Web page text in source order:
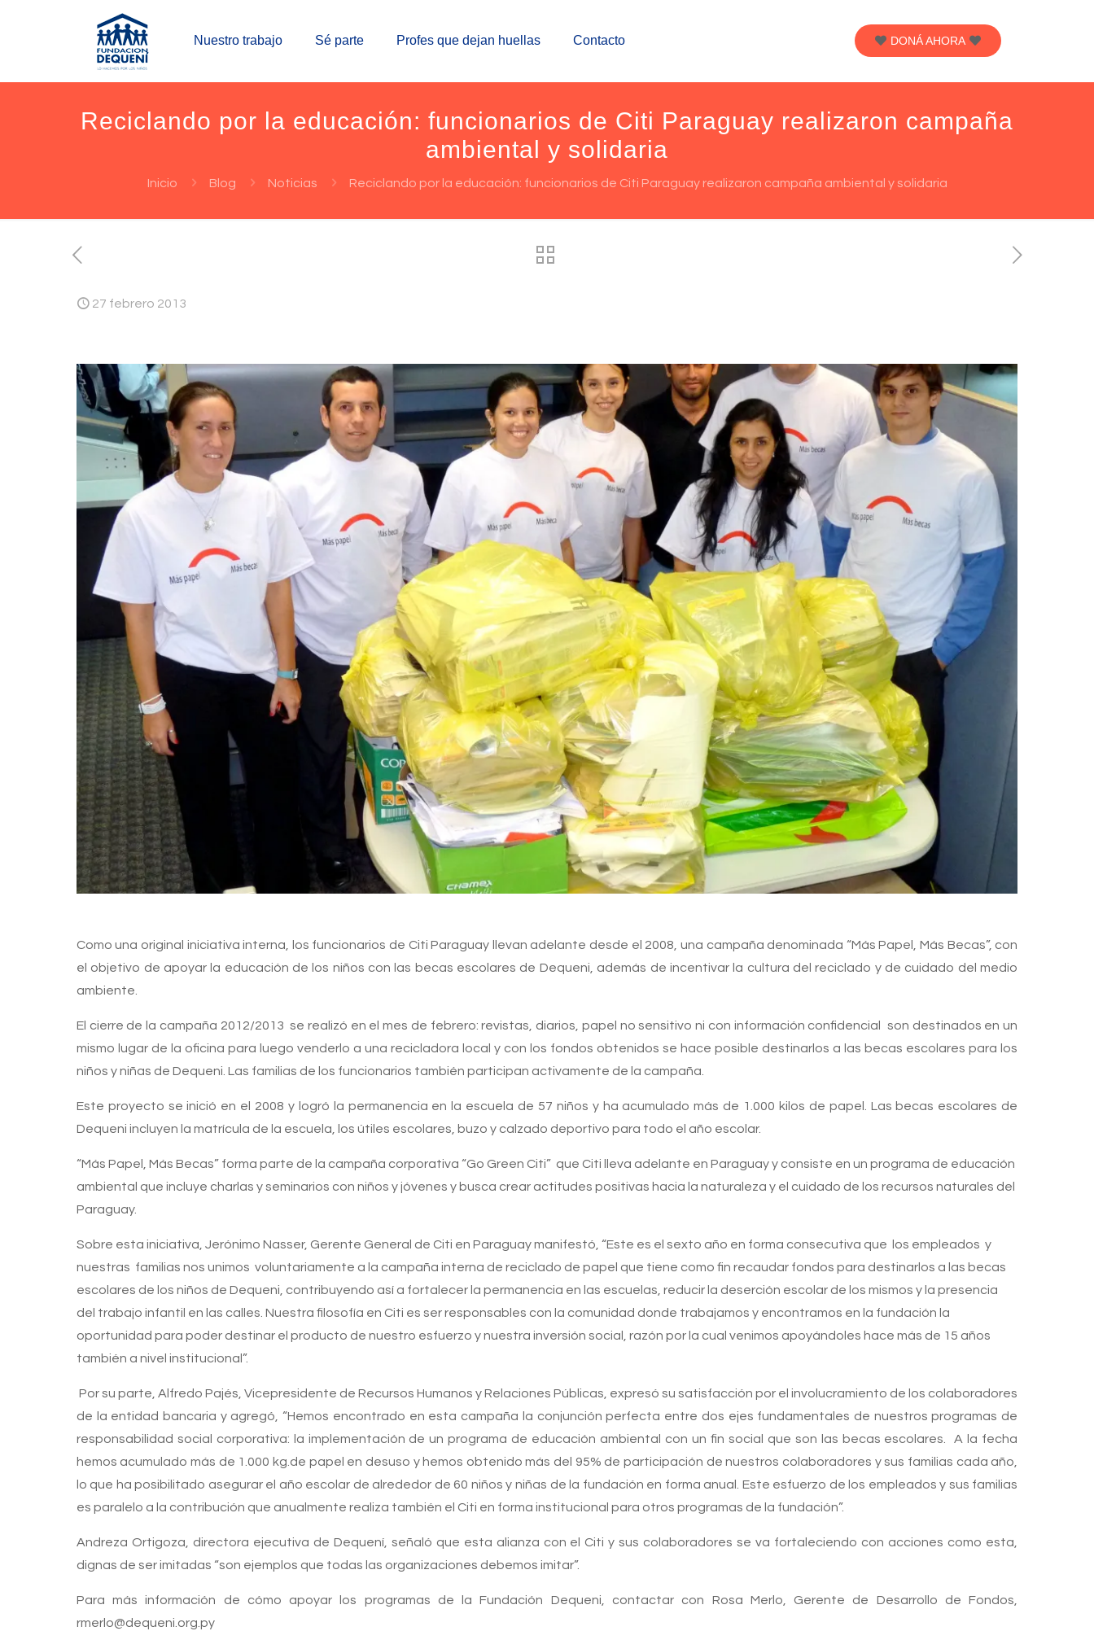
Nuestro trabajo Sé parte Profes que dejan huellas Contacto DONÁ AHORA
Reciclando por la educación: funcionarios de Citi Paraguay realizaron campaña
ambiental y solidaria
Inicio Blog Noticias Reciclando por la educación: funcionarios de Citi Paraguay realizaron campaña ambiental y solidaria
27 febrero 2013
Como una original iniciativa interna, los funcionarios de Citi Paraguay llevan adelante desde el 2008, una campaña denominada “Más Papel, Más Becas”, con
el objetivo de apoyar la educación de los niños con las becas escolares de Dequeni, además de incentivar la cultura del reciclado y de cuidado del medio
ambiente.
El cierre de la campaña 2012/2013 se realizó en el mes de febrero: revistas, diarios, papel no sensitivo ni con información confidencial son destinados en un
mismo lugar de la oficina para luego venderlo a una recicladora local y con los fondos obtenidos se hace posible destinarlos a las becas escolares para los
niños y niñas de Dequeni. Las familias de los funcionarios también participan activamente de la campaña.
Este proyecto se inició en el 2008 y logró la permanencia en la escuela de 57 niños y ha acumulado más de 1.000 kilos de papel. Las becas escolares de
Dequeni incluyen la matrícula de la escuela, los útiles escolares, buzo y calzado deportivo para todo el año escolar.
“Más Papel, Más Becas” forma parte de la campaña corporativa “Go Green Citi” que Citi lleva adelante en Paraguay y consiste en un programa de educación
ambiental que incluye charlas y seminarios con niños y jóvenes y busca crear actitudes positivas hacia la naturaleza y el cuidado de los recursos naturales del
Paraguay.
Sobre esta iniciativa, Jerónimo Nasser, Gerente General de Citi en Paraguay manifestó, “Este es el sexto año en forma consecutiva que los empleados y
nuestras familias nos unimos voluntariamente a la campaña interna de reciclado de papel que tiene como fin recaudar fondos para destinarlos a las becas
escolares de los niños de Dequeni, contribuyendo así a fortalecer la permanencia en las escuelas, reducir la deserción escolar de los mismos y la presencia
del trabajo infantil en las calles. Nuestra filosofía en Citi es ser responsables con la comunidad donde trabajamos y encontramos en la fundación la
oportunidad para poder destinar el producto de nuestro esfuerzo y nuestra inversión social, razón por la cual venimos apoyándoles hace más de 15 años
también a nivel institucional”.
Por su parte, Alfredo Pajés, Vicepresidente de Recursos Humanos y Relaciones Públicas, expresó su satisfacción por el involucramiento de los colaboradores
de la entidad bancaria y agregó, “Hemos encontrado en esta campaña la conjunción perfecta entre dos ejes fundamentales de nuestros programas de
responsabilidad social corporativa: la implementación de un programa de educación ambiental con un fin social que son las becas escolares. A la fecha
hemos acumulado más de 1.000 kg.de papel en desuso y hemos obtenido más del 95% de participación de nuestros colaboradores y sus familias cada año,
lo que ha posibilitado asegurar el año escolar de alrededor de 60 niños y niñas de la fundación en forma anual. Este esfuerzo de los empleados y sus familias
es paralelo a la contribución que anualmente realiza también el Citi en forma institucional para otros programas de la fundación”.
Andreza Ortigoza, directora ejecutiva de Dequení, señaló que esta alianza con el Citi y sus colaboradores se va fortaleciendo con acciones como esta,
dignas de ser imitadas “son ejemplos que todas las organizaciones debemos imitar”.
Para más información de cómo apoyar los programas de la Fundación Dequeni, contactar con Rosa Merlo, Gerente de Desarrollo de Fondos,
rmerlo@dequeni.org.py